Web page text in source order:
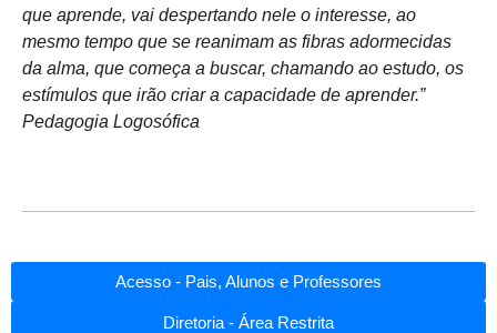
que aprende, vai despertando nele o interesse, ao
mesmo tempo que se reanimam as fibras adormecidas
da alma, que começa a buscar, chamando ao estudo, os
estímulos que irão criar a capacidade de aprender.”
Pedagogia Logosófica
Acesso - Pais, Alunos e Professores
Diretoria - Área Restrita